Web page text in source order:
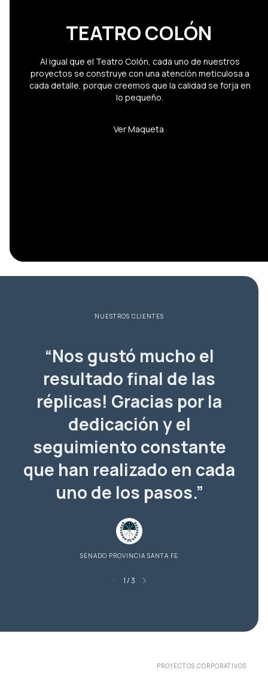
TEATRO COLÓN
Al igual que el Teatro Colón, cada uno de nuestros
proyectos se construye con una atención meticulosa a
cada detalle, porque creemos que la calidad se forja en
lo pequeño.
Ver Maqueta
NUESTROS CLIENTES
“Nos gustó mucho el
resultado final de las
réplicas! Gracias por la
dedicación y el
seguimiento constante
que han realizado en cada
uno de los pasos.”
SENADO PROVINCIA SANTA FE
1/3
PROYECTOS CORPORATIVOS